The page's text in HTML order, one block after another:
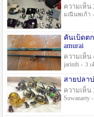
ความเห็น
มณีนพเก้า -
คันเบ็ดตก
amurai
ความเห็น
jarinth - 3 เ
สายปลา
ความเห็น
Suwanarty -